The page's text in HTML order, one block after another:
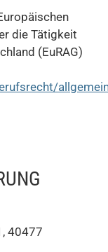
die Tätigkeit
(EuRAG)
40477